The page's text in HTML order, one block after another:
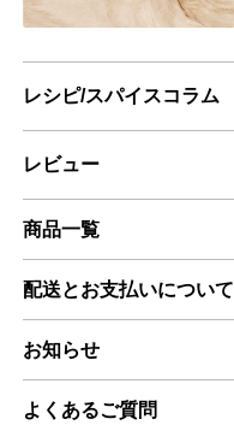
レシピ/スパイスコラム
レビュー
商品一覧
配送とお支払いについて
お知らせ
よくあるご質問